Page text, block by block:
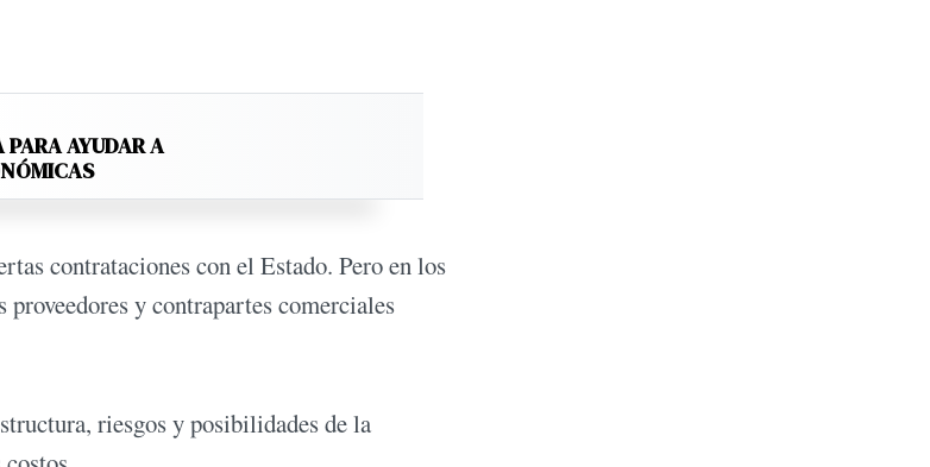
AYUDAR A
contrataciones con el Estado. Pero en los
proveedores y contrapartes comerciales
riesgos y posibilidades de la